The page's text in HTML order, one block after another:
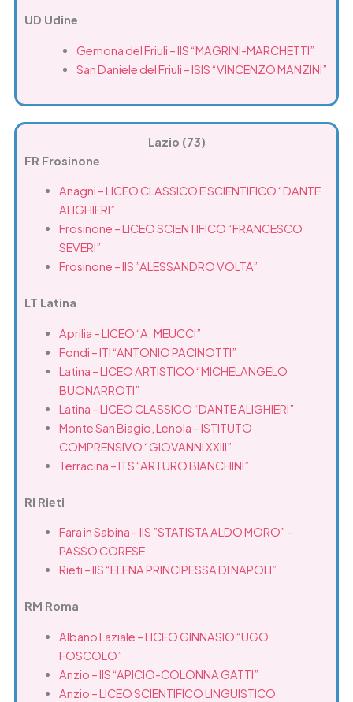
UD Udine
Gemona del Friuli – IIS “MAGRINI-MARCHETTI”
San Daniele del Friuli – ISIS “VINCENZO MANZINI”
Lazio (73)
FR Frosinone
Anagni – LICEO CLASSICO E SCIENTIFICO “DANTE
ALIGHIERI”
Frosinone – LICEO SCIENTIFICO “FRANCESCO
SEVERI”
Frosinone – IIS ”ALESSANDRO VOLTA”
LT Latina
Aprilia – LICEO “A. MEUCCI”
Fondi – ITI “ANTONIO PACINOTTI”
Latina – LICEO ARTISTICO “MICHELANGELO
BUONARROTI”
Latina – LICEO CLASSICO “DANTE ALIGHIERI”
Monte San Biagio, Lenola – ISTITUTO
COMPRENSIVO “GIOVANNI XXIII”
Terracina – ITS “ARTURO BIANCHINI”
RI Rieti
Fara in Sabina – IIS ”STATISTA ALDO MORO” –
PASSO CORESE
Rieti – IIS “ELENA PRINCIPESSA DI NAPOLI”
RM Roma
Albano Laziale – LICEO GINNASIO “UGO
FOSCOLO”
Anzio – IIS “APICIO-COLONNA GATTI”
Anzio – LICEO SCIENTIFICO LINGUISTICO